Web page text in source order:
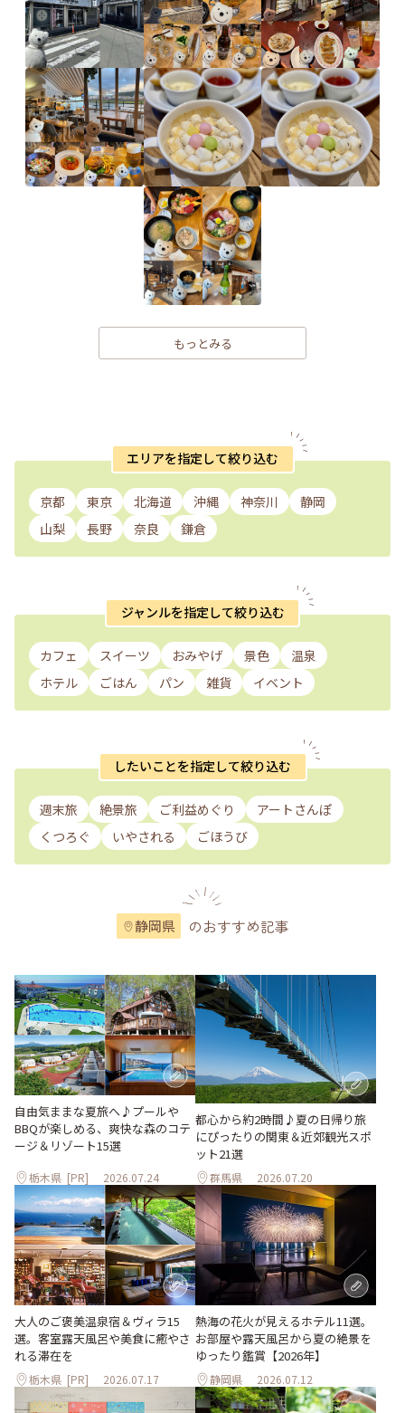
もっとみる
エリアを指定して絞り込む
京都 東京 北海道 沖縄 神奈川
静岡
山梨
長野 奈良 鎌倉
ジャンルを指定して絞り込む
カフェ スイーツ おみやげ 景色
温泉
ホテル
ごはん パン 雑貨 イベント
したいことを指定して絞り込む
週末旅 絶景旅 ご利益めぐり
アートさんぽ
くつろぐ
いやされる ごほうび
静岡県 のおすすめ記事
自由気ままな夏旅へ♪プールや
BBQが楽しめる、爽快な森のコテ
ージ＆リゾート15選
栃木県 [PR] 2026.07.24
都心から約2時間♪夏の日帰り旅
にぴったりの関東＆近郊観光スポ
ット21選
群馬県 2026.07.20
大人のご褒美温泉宿＆ヴィラ15
選。客室露天風呂や美食に癒やさ
れる滞在を
栃木県 [PR] 2026.07.17
熱海の花火が見えるホテル11選。
お部屋や露天風呂から夏の絶景を
ゆったり鑑賞【2026年】
静岡県 2026.07.12